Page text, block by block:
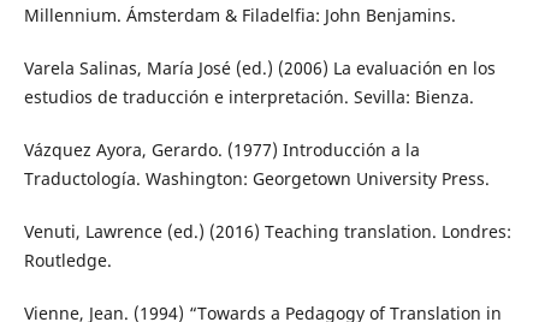
Millennium. Ámsterdam & Filadelfia: John Benjamins.
Varela Salinas, María José (ed.) (2006) La evaluación en los
estudios de traducción e interpretación. Sevilla: Bienza.
Vázquez Ayora, Gerardo. (1977) Introducción a la
Traductología. Washington: Georgetown University Press.
Venuti, Lawrence (ed.) (2016) Teaching translation. Londres:
Routledge.
Vienne, Jean. (1994) “Towards a Pedagogy of Translation in